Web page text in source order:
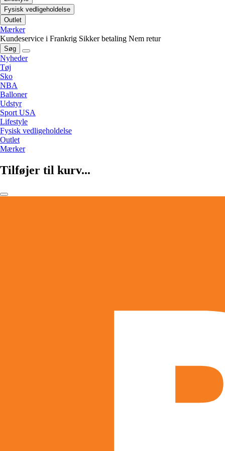
Fysisk vedligeholdelse
Outlet
Mærker
Kundeservice i Frankrig Sikker betaling Nem retur
Søg
Nyheder
Tøj
Sko
NBA
Balloner
Udstyr
Sport USA
Lifestyle
Fysisk vedligeholdelse
Outlet
Mærker
Tilføjer til kurv...